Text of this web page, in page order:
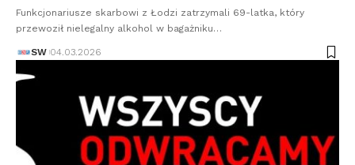
Funkcjonariusze skarbowi z Łodzi zatrzymali 69-latka, który
przewoził nielegalny alkohol w bagażniku…
SW 04.03.2026